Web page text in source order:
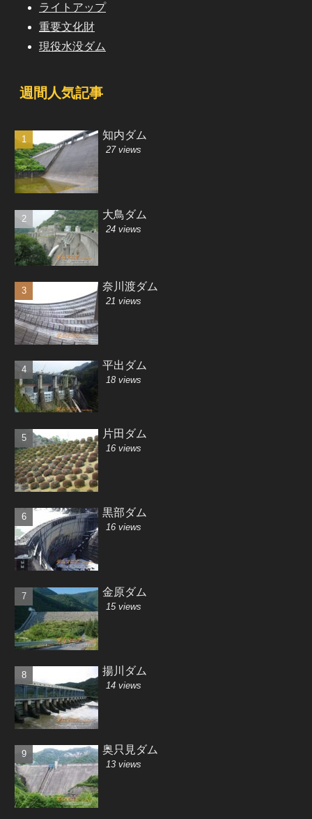
ライトアップ
重要文化財
現役水没ダム
週間人気記事
知内ダム
27 views
大鳥ダム
24 views
奈川渡ダム
21 views
平出ダム
18 views
片田ダム
16 views
黒部ダム
16 views
金原ダム
15 views
揚川ダム
14 views
奥只見ダム
13 views